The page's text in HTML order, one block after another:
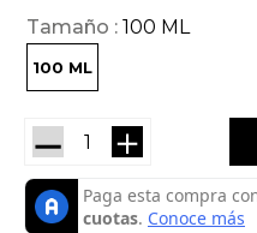
Tamaño 100 ML
100 ML
＋
－